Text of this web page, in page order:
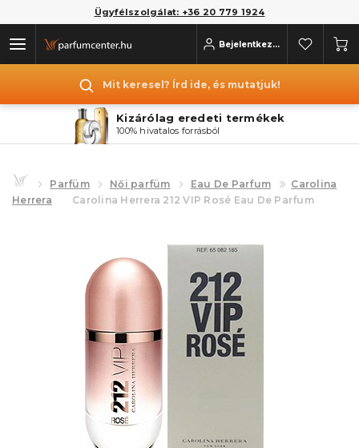
Ügyfélszolgálat: +36 20 779 1924
Bejelentkezés
Mit keresel? Írd ide, és mutatjuk!
Kizárólag eredeti termékek
100% hivatalos forrásból
Parfüm Női parfüm Eau De Parfum
Carolina
Herrera
Carolina Herrera 212 VIP Rosé Eau De Parfum